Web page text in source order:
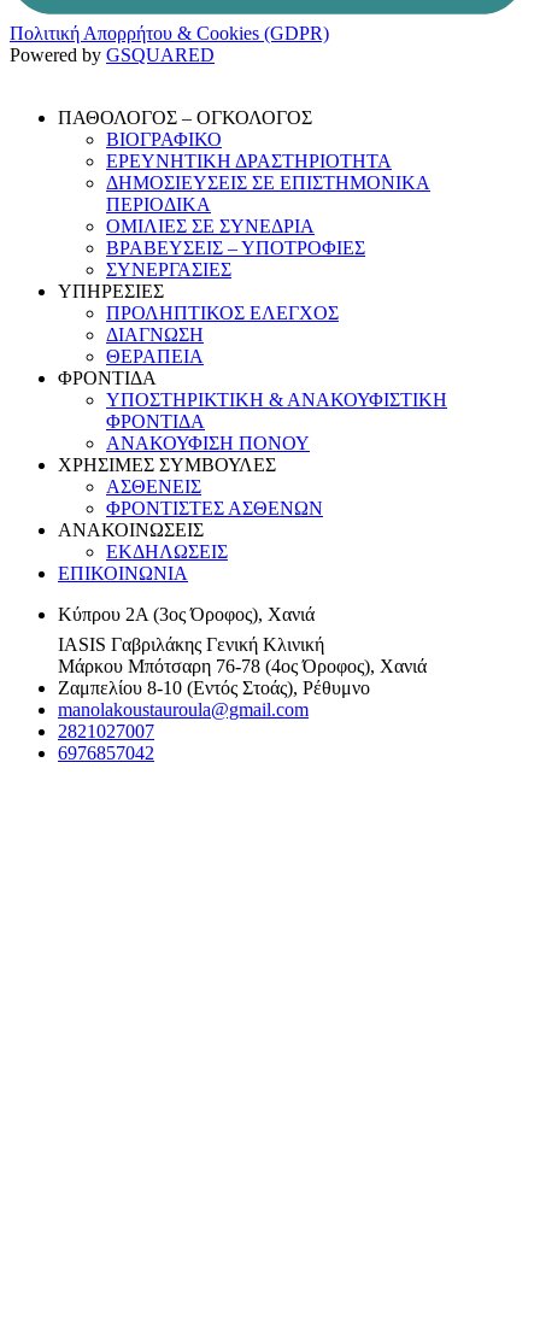
Πολιτική Απορρήτου & Cookies (GDPR)
Powered by GSQUARED
ΠΑΘΟΛΟΓΟΣ – ΟΓΚΟΛΟΓΟΣ
ΒΙΟΓΡΑΦΙΚΟ
ΕΡΕΥΝΗΤΙΚΗ ΔΡΑΣΤΗΡΙΟΤΗΤΑ
ΔΗΜΟΣΙΕΥΣΕΙΣ ΣΕ ΕΠΙΣΤΗΜΟΝΙΚΑ
ΠΕΡΙΟΔΙΚΑ
ΟΜΙΛΙΕΣ ΣΕ ΣΥΝΕΔΡΙΑ
ΒΡΑΒΕΥΣΕΙΣ – ΥΠΟΤΡΟΦΙΕΣ
ΣΥΝΕΡΓΑΣΙΕΣ
ΥΠΗΡΕΣΙΕΣ
ΠΡΟΛΗΠΤΙΚΟΣ ΕΛΕΓΧΟΣ
ΔΙΑΓΝΩΣΗ
ΘΕΡΑΠΕΙΑ
ΦΡΟΝΤΙΔΑ
ΥΠΟΣΤΗΡΙΚΤΙΚΗ & ΑΝΑΚΟΥΦΙΣΤΙΚΗ
ΦΡΟΝΤΙΔΑ
ΑΝΑΚΟΥΦΙΣΗ ΠΟΝΟΥ
ΧΡΗΣΙΜΕΣ ΣΥΜΒΟΥΛΕΣ
ΑΣΘΕΝΕΙΣ
ΦΡΟΝΤΙΣΤΕΣ ΑΣΘΕΝΩΝ
ΑΝΑΚΟΙΝΩΣΕΙΣ
ΕΚΔΗΛΩΣΕΙΣ
ΕΠΙΚΟΙΝΩΝΙΑ
Κύπρου 2Α (3ος Όροφος), Χανιά
IASIS Γαβριλάκης Γενική Κλινική
Μάρκου Μπότσαρη 76-78 (4ος Όροφος), Χανιά
Ζαμπελίου 8-10 (Εντός Στοάς), Ρέθυμνο
manolakoustauroula@gmail.com
2821027007
6976857042